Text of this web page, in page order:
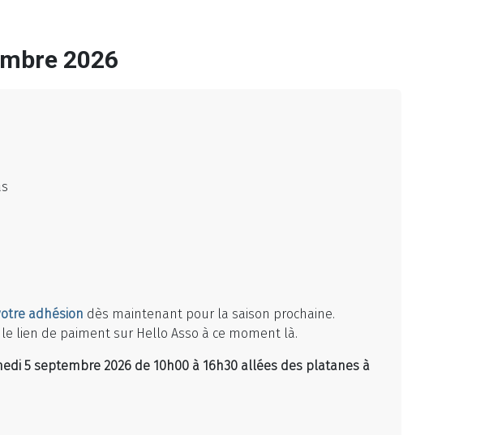
2026
adhésion dès maintenant pour la saison prochaine.
lien de paiment sur Hello Asso à ce moment là.
5 septembre 2026 de 10h00 à 16h30 allées des platanes à